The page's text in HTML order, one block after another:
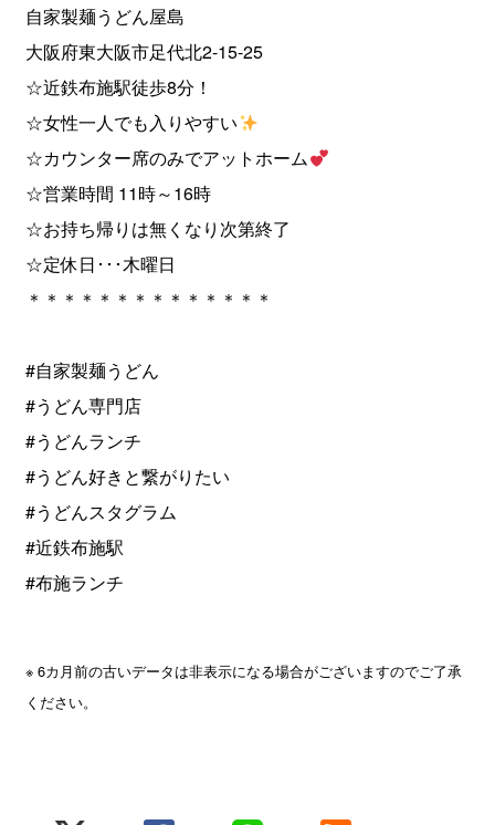
自家製麺うどん屋島
大阪府東大阪市足代北2-15-25
☆近鉄布施駅徒歩8分！
☆女性一人でも入りやすい
☆カウンター席のみでアットホーム
☆営業時間 11時～16時
☆お持ち帰りは無くなり次第終了
☆定休日･･･木曜日
＊＊＊＊＊＊＊＊＊＊＊＊＊＊
#自家製麺うどん
#うどん専門店
#うどんランチ
#うどん好きと繋がりたい
#うどんスタグラム
#近鉄布施駅
#布施ランチ
※ 6カ月前の古いデータは非表示になる場合がございますのでご了承
ください。